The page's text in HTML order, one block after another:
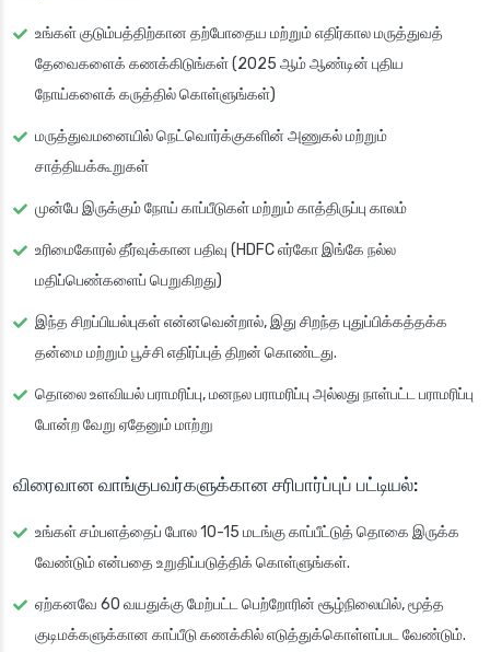
உங்கள் குடும்பத்திற்கான தற்போதைய மற்றும் எதிர்கால மருத்துவத்
தேவைகளைக் கணக்கிடுங்கள் (2025 ஆம் ஆண்டின் புதிய
நோய்களைக் கருத்தில் கொள்ளுங்கள்)
மருத்துவமனையில் நெட்வொர்க்குகளின் அணுகல் மற்றும்
சாத்தியக்கூறுகள்
முன்பே இருக்கும் நோய் காப்பீடுகள் மற்றும் காத்திருப்பு காலம்
உரிமைகோரல் தீர்வுக்கான பதிவு (HDFC எர்கோ இங்கே நல்ல
மதிப்பெண்களைப் பெறுகிறது)
இந்த சிறப்பியல்புகள் என்னவென்றால், இது சிறந்த புதுப்பிக்கத்தக்க
தன்மை மற்றும் பூச்சி எதிர்ப்புத் திறன் கொண்டது.
தொலை உளவியல் பராமரிப்பு, மனநல பராமரிப்பு அல்லது நாள்பட்ட பராமரிப்பு
போன்ற வேறு ஏதேனும் மாற்று
விரைவான வாங்குபவர்களுக்கான சரிபார்ப்புப் பட்டியல்:
உங்கள் சம்பளத்தைப் போல 10-15 மடங்கு காப்பீட்டுத் தொகை இருக்க
வேண்டும் என்பதை உறுதிப்படுத்திக் கொள்ளுங்கள்.
ஏற்கனவே 60 வயதுக்கு மேற்பட்ட பெற்றோரின் சூழ்நிலையில், மூத்த
குடிமக்களுக்கான காப்பீடு கணக்கில் எடுத்துக்கொள்ளப்பட வேண்டும்.